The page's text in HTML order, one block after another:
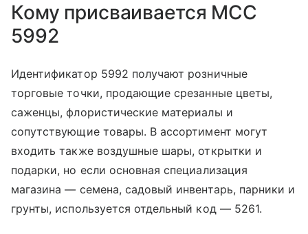
Кому присваивается MCC
5992
Идентификатор 5992 получают розничные
торговые точки, продающие срезанные цветы,
саженцы, флористические материалы и
сопутствующие товары. В ассортимент могут
входить также воздушные шары, открытки и
подарки, но если основная специализация
магазина — семена, садовый инвентарь, парники и
грунты, используется отдельный код — 5261.